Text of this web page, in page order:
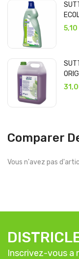
5,10
Comparer
Vous n'avez pas
Inscrivez-vous a